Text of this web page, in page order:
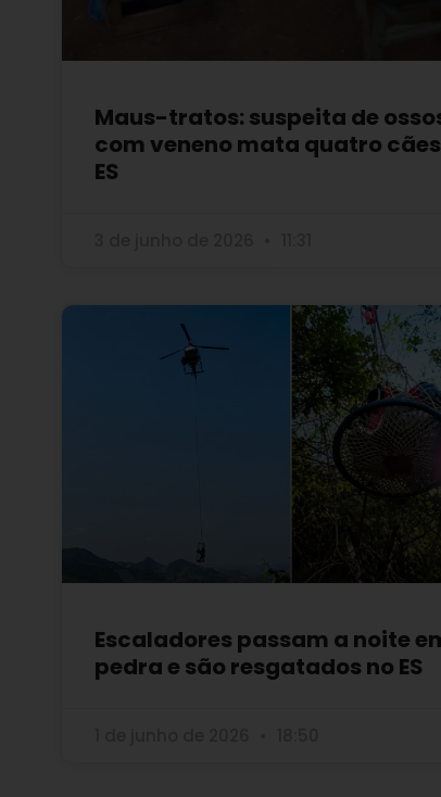
Maus-tratos: suspeita de
com veneno mata quatro
ES
Escaladores passam a noite
pedra e são resgatados no ES